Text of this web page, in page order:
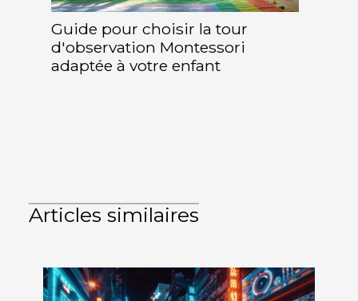
Guide pour choisir la tour
d'observation Montessori
adaptée à votre enfant
Articles similaires